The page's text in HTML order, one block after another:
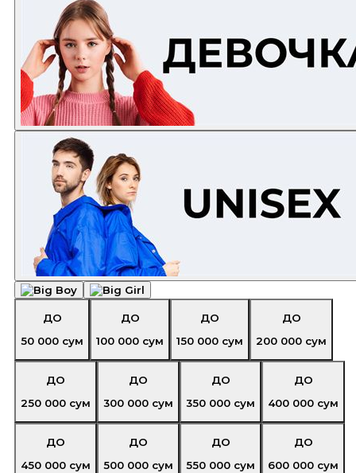
ДО
50 000 сум
ДО
100 000 сум
ДО
150 000 сум
ДО
200 000 сум
ДО
250 000 сум
ДО
300 000 сум
ДО
350 000 сум
ДО
400 000 сум
ДО
450 000 сум
ДО
500 000 сум
ДО
550 000 сум
ДО
600 000 сум